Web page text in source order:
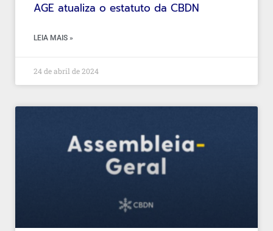
AGE atualiza o estatuto da CBDN
LEIA MAIS »
24 de abril de 2024